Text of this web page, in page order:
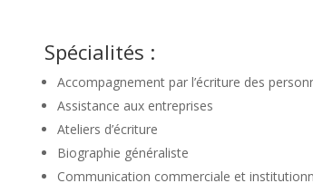
Spécialités :
Accompagnement par l’écriture des
Assistance aux entreprises
Ateliers d’écriture
Biographie généraliste
Communication commerciale et